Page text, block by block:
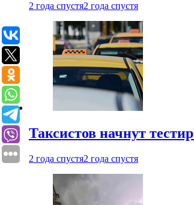
2 года спустя2 года спустя
Таксистов начнут
2 года спустя2 года спустя